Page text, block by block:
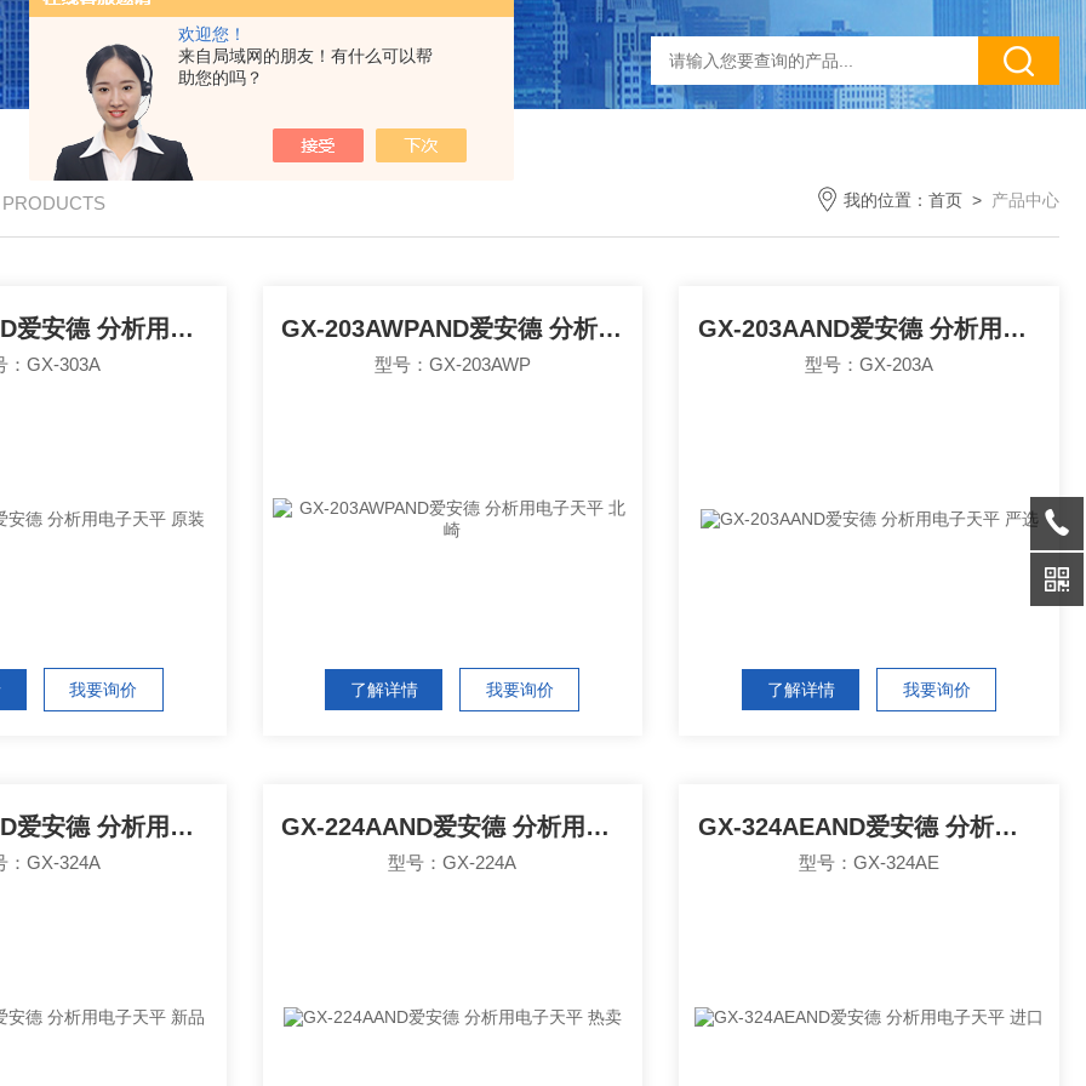
欢迎您！
来自局域网的朋友！有什么可以帮
助您的吗？
我的位置： 首页 > 产品中心
GX-303AAND爱安德 分析用电子天平 原装
：GX-303A
我要询价
GX-203AWPAND爱安德 分析用电子天平 北崎
型号：GX-203AWP
了解详情 我要询价
GX-203AAND爱安德 分析用电子天平 严选
型号：GX-203A
了解详情 我要询价
GX-324AAND爱安德 分析用电子天平 新品
：GX-324A
GX-224AAND爱安德 分析用电子天平 热卖
型号：GX-224A
GX-324AEAND爱安德 分析用电子天平 进口
型号：GX-324AE